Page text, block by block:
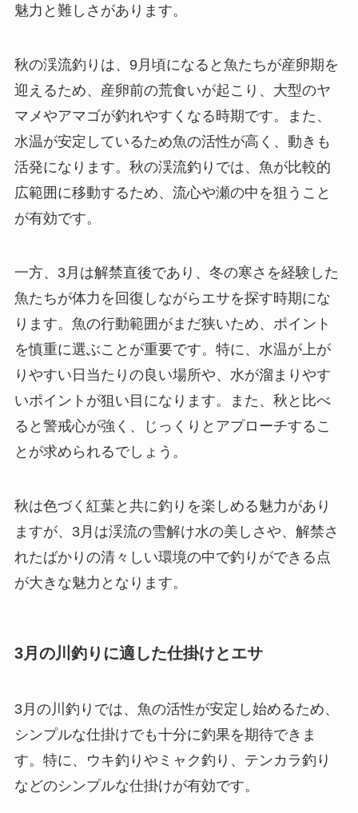
魅力と難しさがあります。
秋の渓流釣りは、9月頃になると魚たちが産卵期を
迎えるため、産卵前の荒食いが起こり、大型のヤ
マメやアマゴが釣れやすくなる時期です。また、
水温が安定しているため魚の活性が高く、動きも
活発になります。秋の渓流釣りでは、魚が比較的
広範囲に移動するため、流心や瀬の中を狙うこと
が有効です。
一方、3月は解禁直後であり、冬の寒さを経験した
魚たちが体力を回復しながらエサを探す時期にな
ります。魚の行動範囲がまだ狭いため、ポイント
を慎重に選ぶことが重要です。特に、水温が上が
りやすい日当たりの良い場所や、水が溜まりやす
いポイントが狙い目になります。また、秋と比べ
ると警戒心が強く、じっくりとアプローチするこ
とが求められるでしょう。
秋は色づく紅葉と共に釣りを楽しめる魅力があり
ますが、3月は渓流の雪解け水の美しさや、解禁さ
れたばかりの清々しい環境の中で釣りができる点
が大きな魅力となります。
3月の川釣りに適した仕掛けとエサ
3月の川釣りでは、魚の活性が安定し始めるため、
シンプルな仕掛けでも十分に釣果を期待できま
す。特に、ウキ釣りやミャク釣り、テンカラ釣り
などのシンプルな仕掛けが有効です。